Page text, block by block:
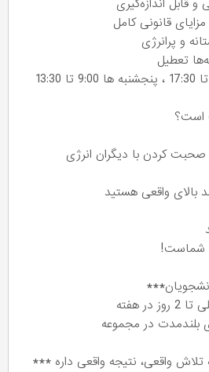
قابل اندازه‌گیری
قانونی کامل
و پرانرژی
تعطیل
است؟
صحبت کردن با دیگران انرژی
بالای واقعی هستید
شماست!
هفته
بلندمدت در مجموعه
واقعی، نتیجه واقعی داره ***